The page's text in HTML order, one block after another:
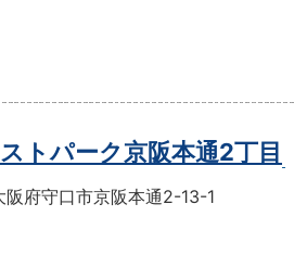
トパーク京阪本通2丁目
阪府守口市京阪本通2-13-1